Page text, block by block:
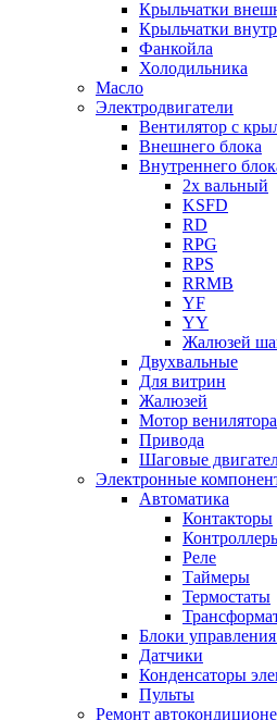
Крыльчатки
Крыльчатки
Фанкойла
Холодильника
Масло
Электродвигатели
Вентилятор с
Внешнего блока
Внутреннего
2х вальный
KSFD
RD
RPG
RPS
RRMB
YF
YY
Жалюзей
Двухвальные
Для витрин
Жалюзей
Мотор венилятора
Привода
Шаговые
Электронные
Автоматика
Контакторы
Реле
Таймеры
Термостаты
Блоки
Датчики
Конденсаторы
Пульты
Ремонт